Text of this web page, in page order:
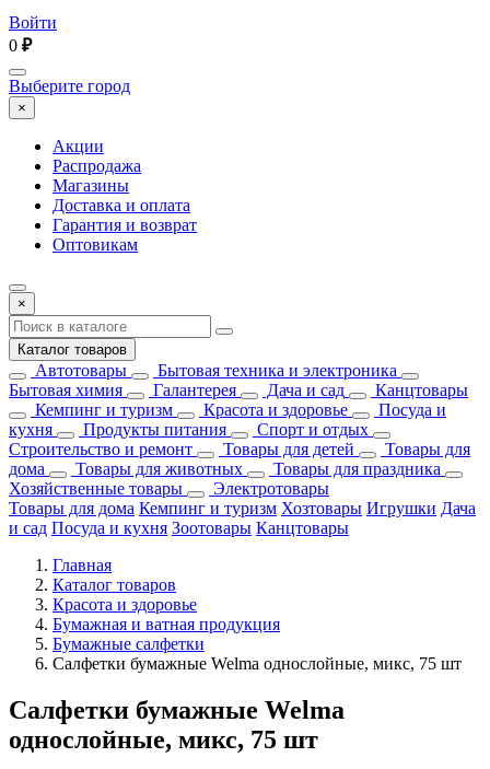
Войти
0 ₽
Выберите город
×
Акции
Распродажа
Магазины
Доставка и оплата
Гарантия и возврат
Оптовикам
×
Каталог товаров
Автотовары
Бытовая техника и электроника
Бытовая химия
Галантерея Дача и сад
Канцтовары
Кемпинг и туризм
Красота и здоровье
Посуда и
кухня
Продукты питания
Спорт и отдых
Строительство и ремонт
Товары для детей
Товары для
дома
Товары для животных
Товары для праздника
Хозяйственные товары
Электротовары
Товары для дома Кемпинг и туризм Хозтовары Игрушки Дача
и сад Посуда и кухня Зоотовары Канцтовары
Главная
Каталог товаров
Красота и здоровье
Бумажная и ватная продукция
Бумажные салфетки
Салфетки бумажные Welma однослойные, микс, 75 шт
Салфетки бумажные Welma
однослойные, микс, 75 шт